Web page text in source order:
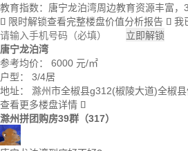
教育指数：唐宁龙泊湾周边教育资源丰富，
 限时解锁查看完整楼盘价值分析报告  我
立即解锁
唐宁龙泊湾
参考均价： 6000 元/㎡
户型：
3/4居
地址：
滁州市全椒县g312(椒陵大道)全椒
查看更多楼盘详情 
滁州拼团购房39群（317）